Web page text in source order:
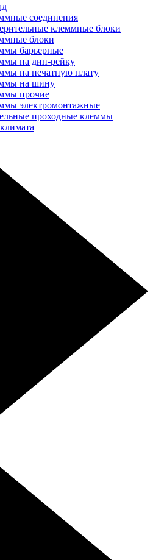
соединения
клеммные блоки
блоки
барьерные
на дин-рейку
на печатную плату
на шину
прочие
электромонтажные
проходные клеммы